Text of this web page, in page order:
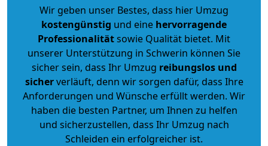
Wir geben unser Bestes, dass hier Umzug
kostengünstig und eine hervorragende
Professionalitätsowie Qualität bietet. Mit
unserer Unterstützung in Schwerin können Sie
sicher sein, dass Ihr Umzug reibungslos und
sicherverläuft, denn wir sorgen dafür, dass Ihre
Anforderungen und Wünsche erfüllt werden. Wir
haben die besten Partner, um Ihnen zu helfen
und sicherzustellen, dass Ihr Umzug nach
Schleiden ein erfolgreicher ist.